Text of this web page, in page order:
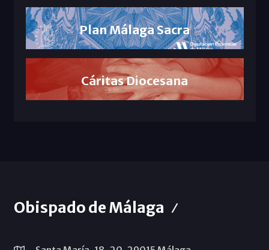
Plan Málaga Sacra
Cáritas Diocesana
Obispado de Málaga